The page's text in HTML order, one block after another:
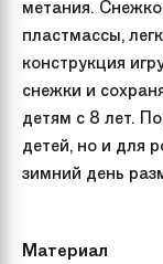
метания.
пластмассы,
конструкция
снежки и
детям с 8 лет.
детей, но и для
зимний день
Материал